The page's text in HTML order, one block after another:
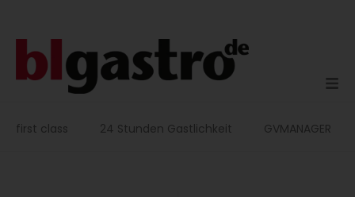
first class 24 Stunden Gastlichkeit GVMANAGER